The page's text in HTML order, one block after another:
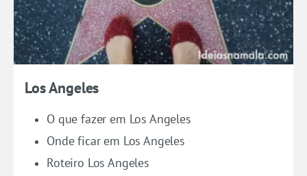
Los Angeles
O que fazer em Los Angeles
Onde ficar em Los Angeles
Roteiro Los Angeles